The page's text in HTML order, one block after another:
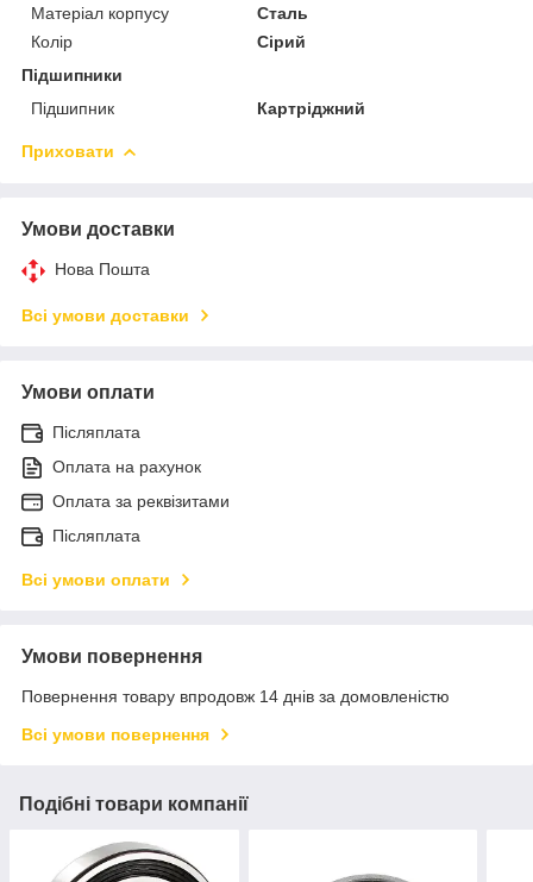
Матеріал корпусу
Сталь
Колір
Сірий
Підшипники
Підшипник
Картріджний
Приховати
Умови доставки
Нова Пошта
Всі умови доставки
Умови оплати
Післяплата
Оплата на рахунок
Оплата за реквізитами
Післяплата
Всі умови оплати
Умови повернення
Повернення товару впродовж 14 днів за домовленістю
Всі умови повернення
Подібні товари компанії